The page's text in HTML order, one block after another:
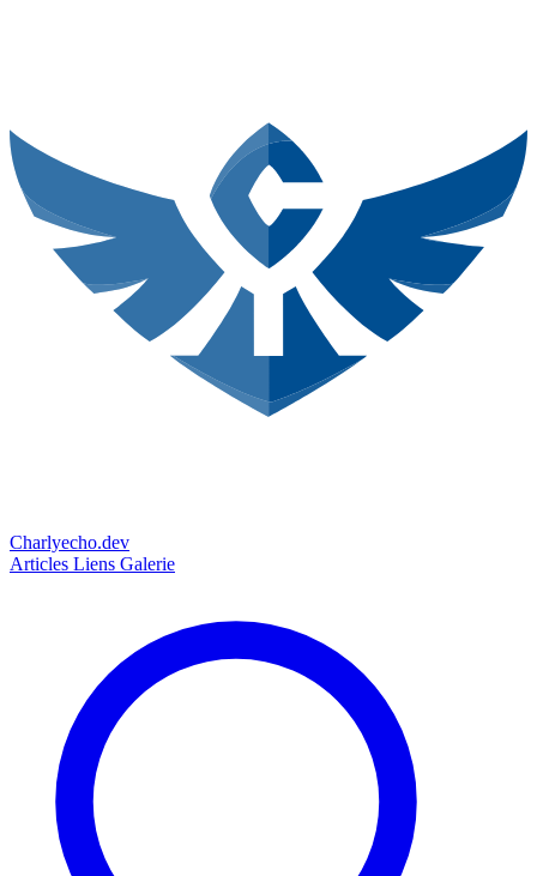
Charlyecho.dev
Articles Liens Galerie